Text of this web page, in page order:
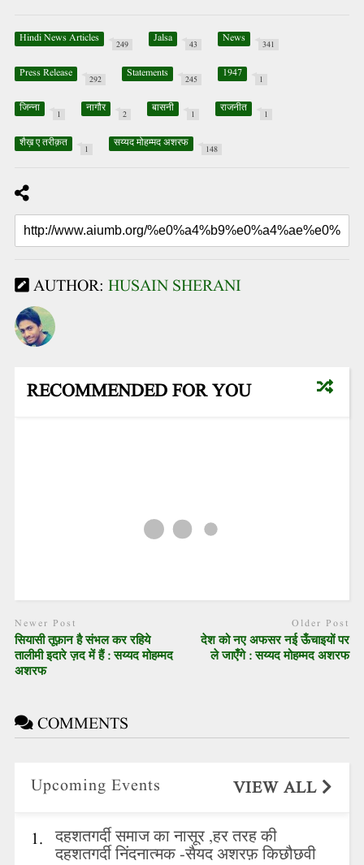
Hindi News Articles 249 Jalsa 43 News 341
Press Release 292 Statements 245 1947 1
जिन्ना 1 नागौर 2 बासनी 1 राजनीत 1
शैख़ ए तरीक़त 1 सय्यद मोहम्मद अशरफ 148
AUTHOR: HUSAIN SHERANI
RECOMMENDED FOR YOU
Newer Post
सियासी तूफ़ान है संभल कर रहिये
तालीमी इदारे ज़द में हैं : सय्यद मोहम्मद
अशरफ
Older Post
देश को नए अफसर नई ऊँचाइयों पर
ले जाएँगे : सय्यद मोहम्मद अशरफ
COMMENTS
Upcoming Events VIEW ALL
1. दहशतगर्दी समाज का नासूर ,हर तरह की
दहशतगर्दी निंदनात्मक -सैयद अशरफ़ किछौछवी